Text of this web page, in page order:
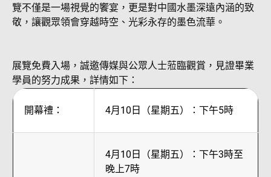
覽不僅是一場視覺的饗宴，更是對中國水墨深遠內涵的致
敬，讓觀眾領會穿越時空、光彩永存的墨色流華。
展覽免費入場，誠邀傳媒與公眾人士蒞臨觀賞，見證畢業
學員的努力成果，詳情如下：
開幕禮： 4月10日（星期五）：下午5時
4月10日（星期五）：下午3時至
晚上7時